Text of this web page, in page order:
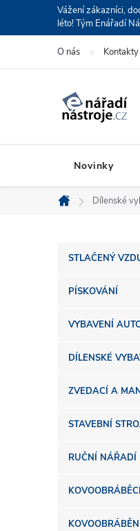
Vážení zákazníci,
léto! Tým Enářadí
O nás Kontakty
Novinky
Domů
Dílenské
P
o
s
a
n
n
STLAČENÝ
PÍSKOVÁNÍ
VYBAVENÍ
DÍLENSKÉ
ZVEDACÍ A
STAVEBNÍ
RUČNÍ NÁŘADÍ